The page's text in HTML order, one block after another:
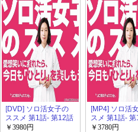
[DVD] ソロ活女子の
ススメ 第1話- 第12話
￥3980円
[MP4] ソロ活
スメ 第1話-
（8.33）
￥3780円